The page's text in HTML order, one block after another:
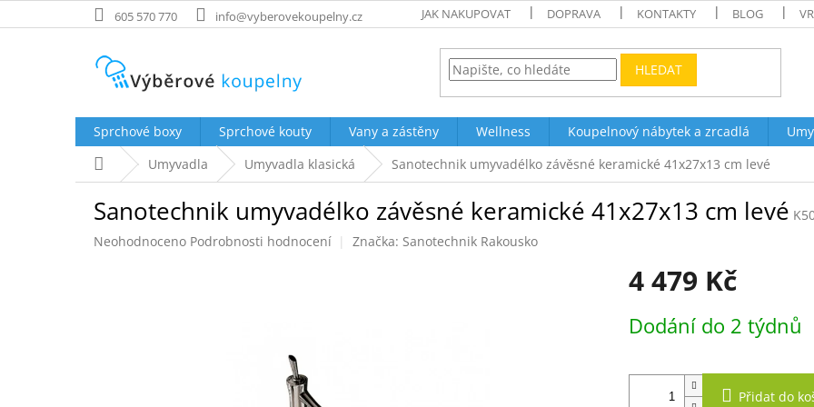
na
605 570 770 info@vyberovekoupelny.cz JAK NAKUPOVAT DOPRAVA KONTAKTY BLOG
HLEDAT
Sprchové boxy Sprchové kouty Vany a zástěny Wellness Koupelnový nábytek a zrcadlá
Domů Umyvadla Umyvadla klasická Sanotechnik umyvadélko závěsné keramické 41x27x13 cm levé
Sanotechnik umyvadélko závěsné keramické 41x27x13 cm levé
Průměrné
Neohodnoceno Podrobnosti hodnocení Značka: Sanotechnik Rakousko
4 479 Kč
cena:
Dodání do 2 týdnů
Přidat do